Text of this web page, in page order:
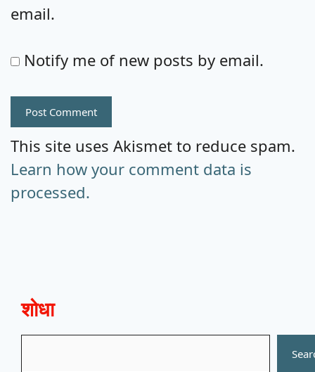
email.
Notify me of new posts by email.
This site uses Akismet to reduce spam.
Learn how your comment data is
processed.
शोधा